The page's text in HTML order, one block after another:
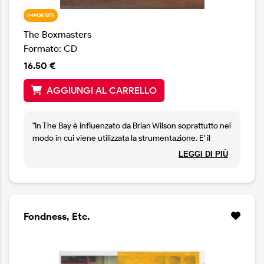
IMPORTATI
The Boxmasters
Formato: CD
16.50 €
AGGIUNGI AL CARRELLO
"In The Bay è influenzato da Brian Wilson soprattutto nel
modo in cui viene utilizzata la strumentazione. E' il
nostro umile tentativo di creare il nostro Pet Sounds"
maniera personale e creativa.
LEGGI DI PIÙ
Fondness, Etc.